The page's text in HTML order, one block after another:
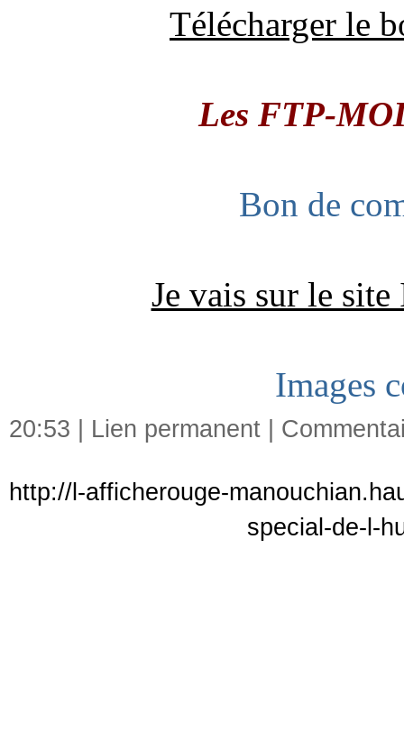
Télécharger le
Les FTP-
Bon de
Je vais sur le site
Images
20:53 | Lien permanent
http://l-afficherouge-
special-de-l-